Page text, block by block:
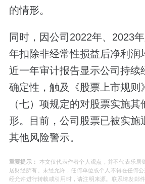
的情形。
同时，因公司2022年、2023
年扣除非经常性损益后净利润
近一年审计报告显示公司持续
确定性，触及《股票上市规则
（七）项规定的对股票实施
形。目前，公司股票已被实施
其他风险警示。
重要提示：
本文仅代表作者个人观点，并不代表乐居
居财经所有。未经允许，任何单位或个人不得在任何
经允许进行转载或引用时，请注明来源。联系请发邮